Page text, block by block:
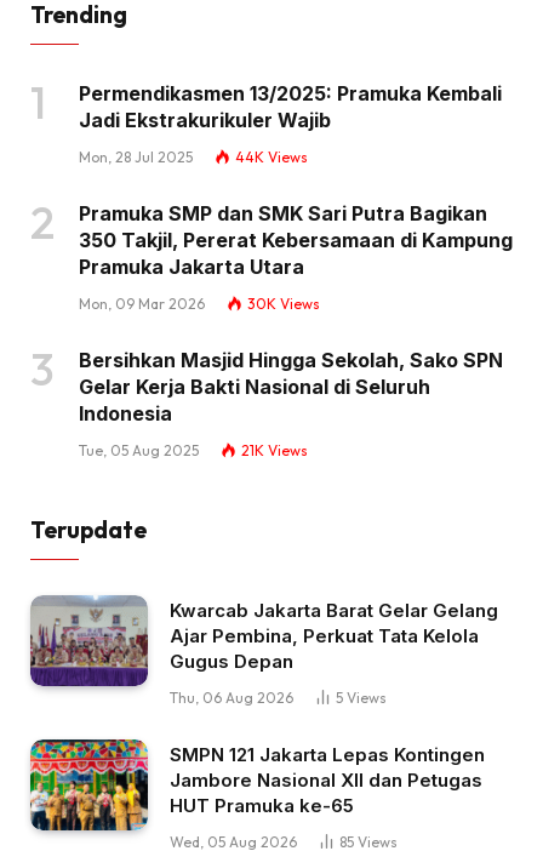
Trending
Permendikasmen 13/2025: Pramuka Kembali
Jadi Ekstrakurikuler Wajib
Mon, 28 Jul 2025 44K Views
Pramuka SMP dan SMK Sari Putra Bagikan
350 Takjil, Pererat Kebersamaan di Kampung
Pramuka Jakarta Utara
Mon, 09 Mar 2026 30K Views
Bersihkan Masjid Hingga Sekolah, Sako SPN
Gelar Kerja Bakti Nasional di Seluruh
Indonesia
Tue, 05 Aug 2025 21K Views
Terupdate
Kwarcab Jakarta Barat Gelar Gelang
Ajar Pembina, Perkuat Tata Kelola
Gugus Depan
Thu, 06 Aug 2026 5 Views
SMPN 121 Jakarta Lepas Kontingen
Jambore Nasional XII dan Petugas
HUT Pramuka ke-65
Wed, 05 Aug 2026 85 Views